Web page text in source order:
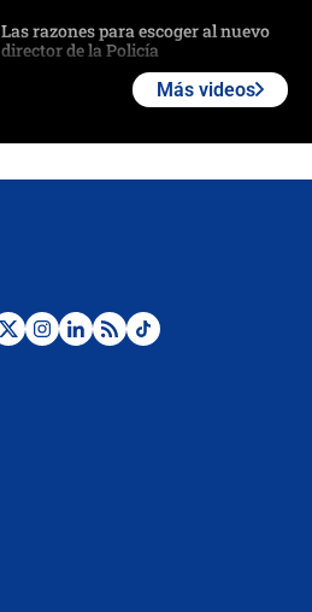
Las razones para escoger al nuevo
director de la Policía
"No hubo fraude ni posibilidad de
Más videos